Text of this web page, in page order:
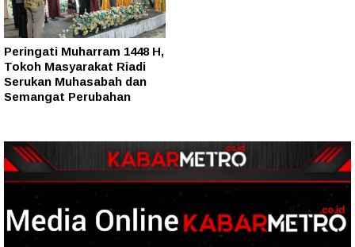
Peringati Muharram 1448 H,
Tokoh Masyarakat Riadi
Serukan Muhasabah dan
Semangat Perubahan